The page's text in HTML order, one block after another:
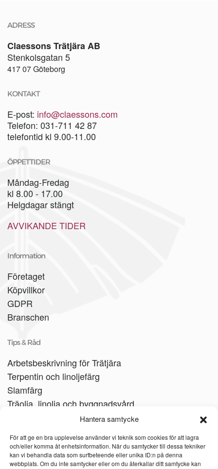
Hantera samtycke
För att ge en bra upplevelse använder vi teknik som cookies för att lagra
och/eller komma åt enhetsinformation. När du samtycker till dessa tekniker
kan vi behandla data som surfbeteende eller unika ID:n på denna
webbplats. Om du inte samtycker eller om du återkallar ditt samtycke kan
ADRESS
Claessons Trätjära AB
Stenkolsgatan 5
417 07 Göteborg
KONTAKT
E-post: info@claessons.com
Telefon: 031-711 42 87
telefontid kl 9.00-11.00
ÖPPETTIDER
Måndag-Fredag
kl 8.00 - 17.00
Helgdagar stängt
AVVIKANDE TIDER
Information
Företaget
Köpvillkor
GDPR
Branschen
Tips & Råd
Arbetsbeskrivning för Trätjära
Terpentin och linoljefärg
Slamfärg
Träolja, linolja och byggnadsvård